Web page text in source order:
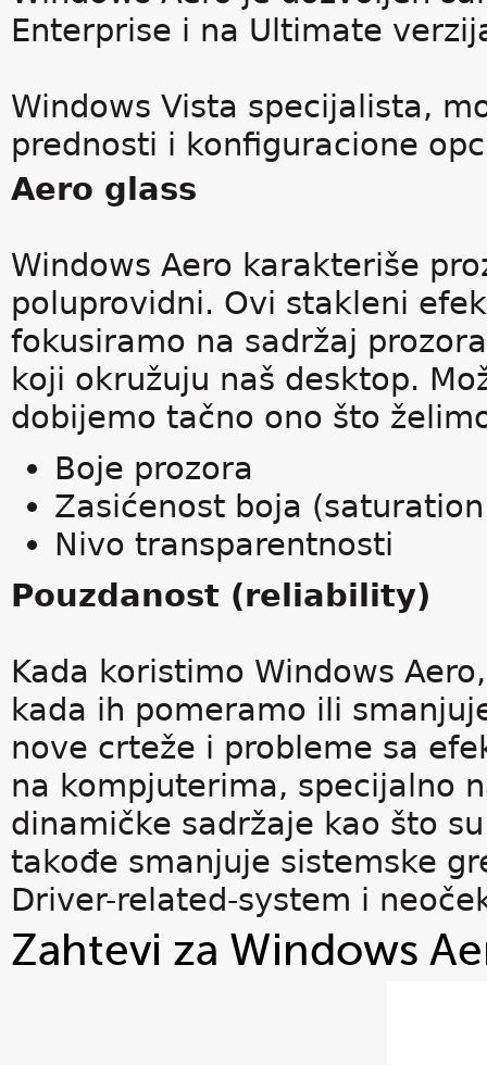
Enterprise i na Ultimate
Windows Vista specijalista,
prednosti i konfiguracione
Aero glass
Windows Aero karakteriše
poluprovidni. Ovi stakleni
fokusiramo na sadržaj
koji okružuju naš desktop.
dobijemo tačno ono što
Boje prozora
Zasićenost boja
Nivo transparentnosti
Pouzdanost (reliability)
Kada koristimo Windows
kada ih pomeramo ili
nove crteže i probleme sa
na kompjuterima, specijalno
dinamičke sadržaje kao što
takođe smanjuje sistemske
Driver-related-system i
Zahtevi za Windows